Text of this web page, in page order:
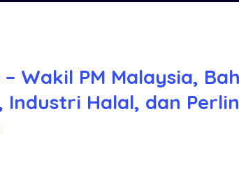
Wakil PM Malaysia,
Industri Halal, dan